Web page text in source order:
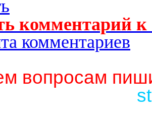
комментарий к
комментариев
вопросам